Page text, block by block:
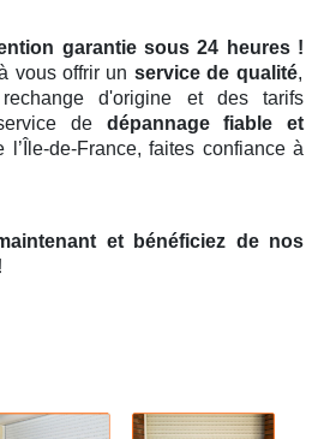
garantie sous 24 heures !
vous offrir un service de qualité,
d'origine et des tarifs
de dépannage fiable et
l’Île-de-France, faites confiance à
et bénéficiez de nos